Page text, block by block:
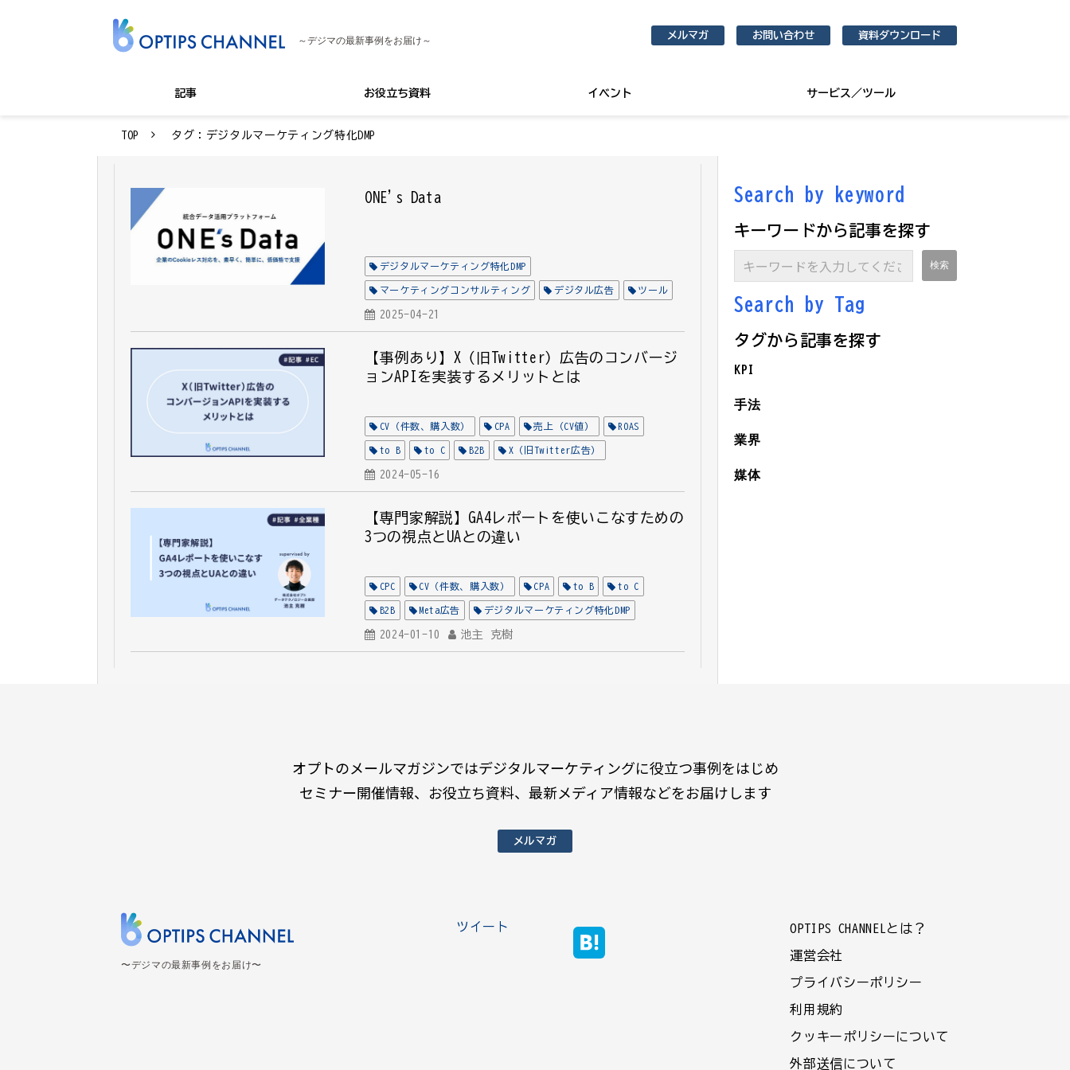
～デジマの最新事例をお届け～ メルマガ お問い合わせ 資料ダウンロード
記事 お役立ち資料 イベント サービス／ツール
TOP タグ：デジタルマーケティング特化DMP
ONE's Data
デジタルマーケティング特化DMP
マーケティングコンサルティング デジタル広告 ツール
2025-04-21
【事例あり】X（旧Twitter）広告のコンバージ
ョンAPIを実装するメリットとは
CV（件数、購入数） CPA 売上（CV値） ROAS
to B to C B2B X（旧Twitter広告）
デジタルマーケティング特化DMP
2024-05-16
【専門家解説】GA4レポートを使いこなすための
3つの視点とUAとの違い
CPC CV（件数、購入数） CPA to B to C
B2B Meta広告 デジタルマーケティング特化DMP
Google アナリティクス活用支援
2024-01-10 池主 克樹
Search by keyword
キーワードから記事を探す
Search by Tag
タグから記事を探す
KPI
手法
業界
媒体
オプトのメールマガジンではデジタルマーケティングに役立つ事例をはじめ
セミナー開催情報、お役立ち資料、最新メディア情報などをお届けします
メルマガ
〜デジマの最新事例をお届け〜
ツイート OPTIPS CHANNELとは？
運営会社
プライバシーポリシー
利用規約
クッキーポリシーについて
外部送信について